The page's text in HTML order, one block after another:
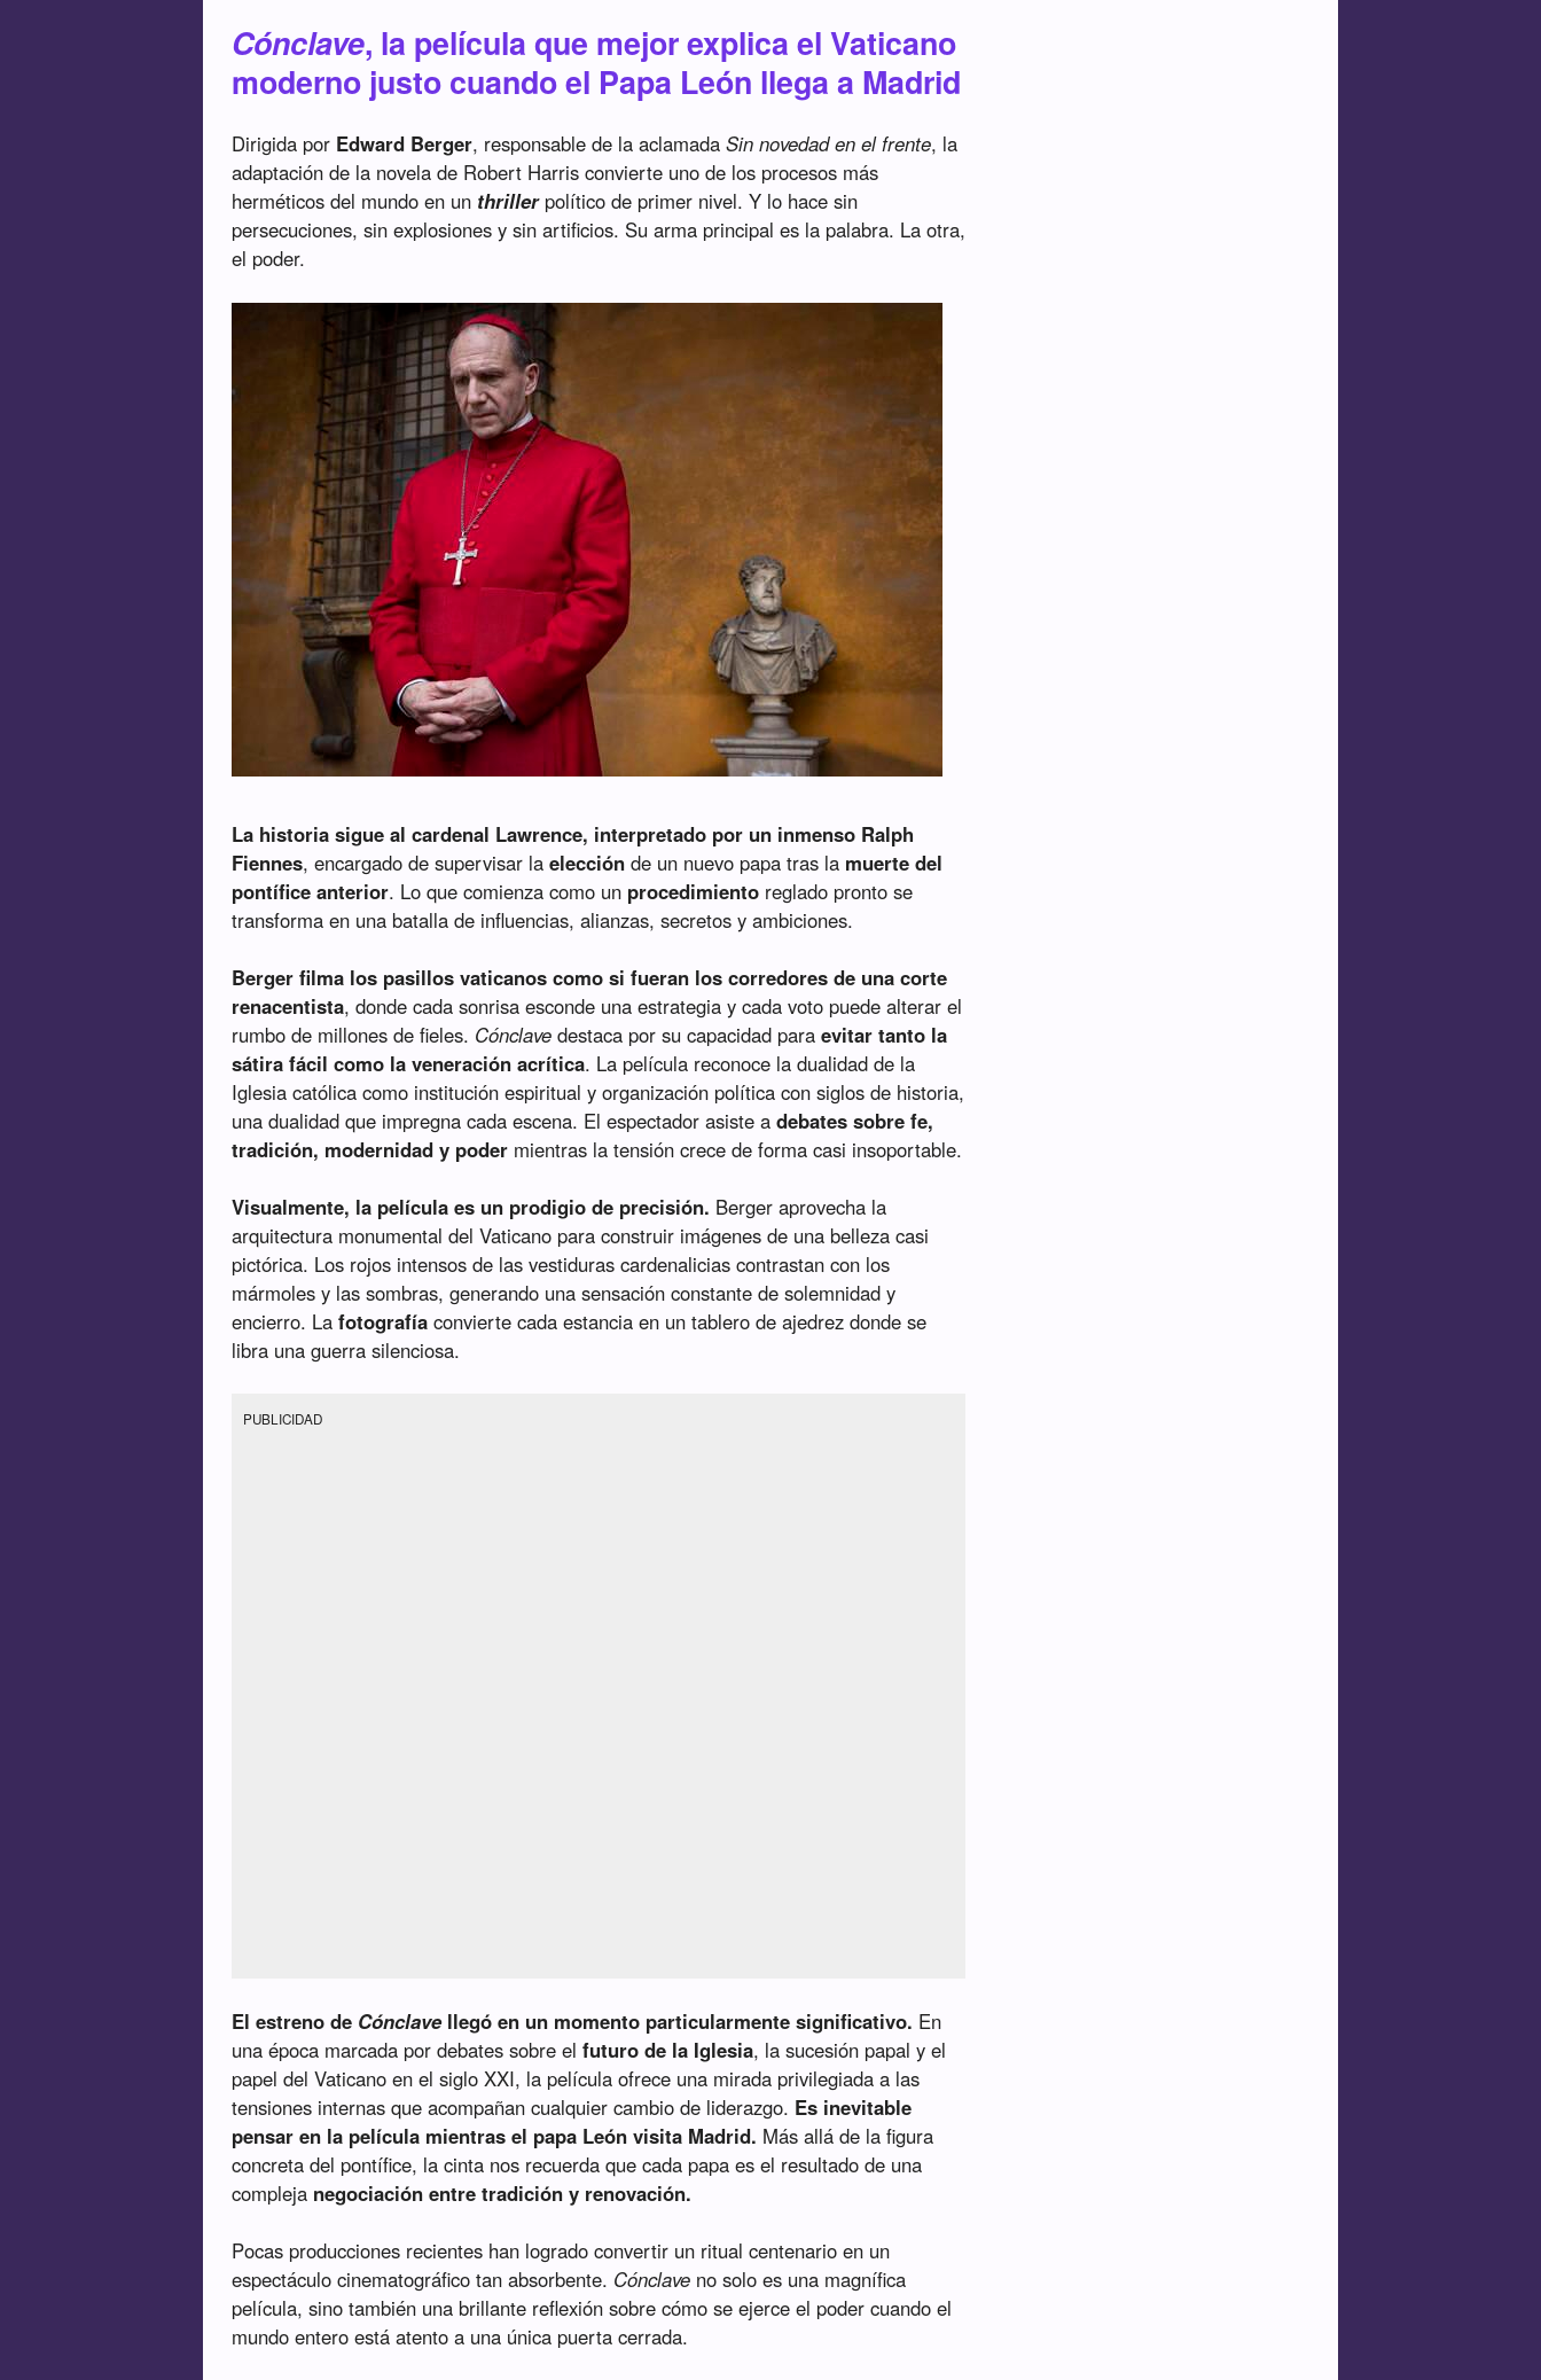
Cónclave, la película que mejor explica el Vaticano
moderno justo cuando el Papa León llega a Madrid
Dirigida por Edward Berger, responsable de la aclamadaSin novedad en el frente, la
adaptación de la novela de Robert Harris convierte uno de los procesos más
herméticos del mundo en un thrillerpolítico de primer nivel. Y lo hace sin
persecuciones, sin explosiones y sin artificios. Su arma principal es la palabra. La otra,
el poder.
La historia sigue al cardenal Lawrence, interpretado por un inmenso Ralph
Fiennes, encargado de supervisar laelección de un nuevo papa tras la muerte del
pontífice anterior. Lo que comienza como un procedimiento reglado pronto se
transforma en una batalla de influencias, alianzas, secretos y ambiciones.
Berger filma los pasillos vaticanos como si fueran los corredores de una corte
renacentista, donde cada sonrisa esconde una estrategia y cada voto puede alterar el
rumbo de millones de fieles. Cónclave destaca por su capacidad paraevitar tanto la
sátira fácil como la veneración acrítica. La película reconoce la dualidad de la
Iglesia católica como institución espiritual y organización política con siglos de historia,
una dualidad que impregna cada escena. El espectador asiste adebates sobre fe,
tradición, modernidad y poder mientras la tensión crece de forma casi insoportable.
Visualmente, la película es un prodigio de precisión. Berger aprovecha la
arquitectura monumental del Vaticano para construir imágenes de una belleza casi
pictórica. Los rojos intensos de las vestiduras cardenalicias contrastan con los
mármoles y las sombras, generando una sensación constante de solemnidad y
encierro. Lafotografía convierte cada estancia en un tablero de ajedrez donde se
libra una guerra silenciosa.
PUBLICIDAD
El estreno de Cónclavellegó en un momento particularmente significativo. En
una época marcada por debates sobre elfuturo de la Iglesia, la sucesión papal y el
papel del Vaticano en el siglo XXI, la película ofrece una mirada privilegiada a las
tensiones internas que acompañan cualquier cambio de liderazgo. Es inevitable
pensar en la película mientras el papa León visita Madrid. Más allá de la figura
concreta del pontífice, la cinta nos recuerda que cada papa es el resultado de una
compleja negociación entre tradición y renovación.
Pocas producciones recientes han logrado convertir un ritual centenario en un
espectáculo cinematográfico tan absorbente. Cónclave no solo es una magnífica
película, sino también una brillante reflexión sobre cómo se ejerce el poder cuando el
mundo entero está atento a una única puerta cerrada.